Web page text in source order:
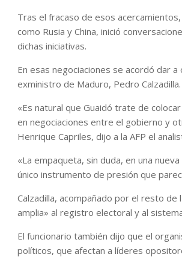
Tras el fracaso de esos
como Rusia y China, inició
dichas iniciativas.
En esas negociaciones se acordó dar
exministro de Maduro, Pedro Calzadilla.
«Es natural que Guaidó trate de
en negociaciones entre el gobierno y
Henrique Capriles, dijo a la AFP el
«La empaqueta, sin duda, en una
único instrumento de presión que
Calzadilla, acompañado por el resto de
amplia» al registro electoral y al
El funcionario también dijo que el
políticos, que afectan a líderes